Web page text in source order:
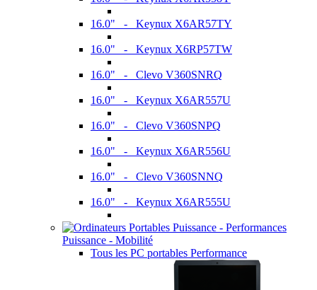
16.0" - Keynux X6AR57TY
16.0" - Keynux X6RP57TW
16.0" - Clevo V360SNRQ
16.0" - Keynux X6AR557U
16.0" - Clevo V360SNPQ
16.0" - Keynux X6AR556U
16.0" - Clevo V360SNNQ
16.0" - Keynux X6AR555U
Puissance - Mobilité
Tous les PC portables Performance